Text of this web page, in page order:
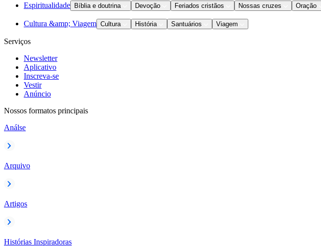
Espiritualidade Bíblia e doutrina Devoção Feriados cristãos Nossas cruzes Oração
Cultura &amp; Viagem Cultura História Santuários Viagem
Serviços
Newsletter
Aplicativo
Inscreva-se
Vestir
Anúncio
Nossos formatos principais
Análse
Arquivo
Artigos
Histórias Inspiradoras